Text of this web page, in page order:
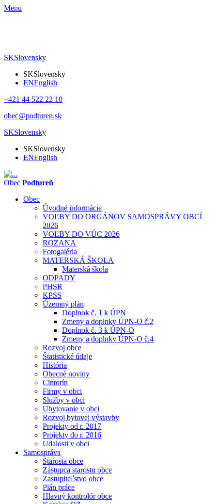
Menu
SKSlovensky
SKSlovensky
ENEnglish
+421 44 522 22 10
obec@podturen.sk
SKSlovensky
SKSlovensky
ENEnglish
Obec Podtureň
Obec
Úvodné informácie
VOĽBY DO ORGÁNOV SAMOSPRÁVY OBCÍ
2026
VOĽBY DO VÚC 2026
ROZANA
Fotogaléria
MATERSKÁ ŠKOLA
Materská škola
ODPADY
PHSR
KPSS
Územný plán
Doplnok č. 1 k ÚPN
Zmeny a doplnky ÚPN-O č.2
Doplnok č. 3 k ÚPN-O
Zmeny a doplnky ÚPN-O č.4
Rozvoj obce
Štatistické údaje
História
Obecné noviny
Cintorín
Firmy v obci
Služby v obci
Ubytovanie v obci
Rozvoj bytovej výstavby
Projekty od r. 2017
Projekty do r. 2016
Udalosti v obci
Samospráva
Starosta obce
Zástupca starostu obce
Zastupiteľstvo obce
Plán práce
Hlavný kontrolór obce